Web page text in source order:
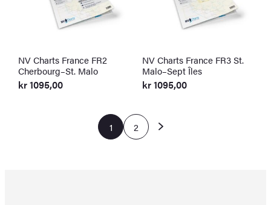
NV Charts France FR2
Cherbourg–St. Malo
kr1095,00
NV Charts France FR3 St.
Malo–Sept Îles
kr1095,00
1 2